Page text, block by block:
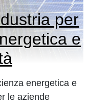
per
e
energetica e
le aziende